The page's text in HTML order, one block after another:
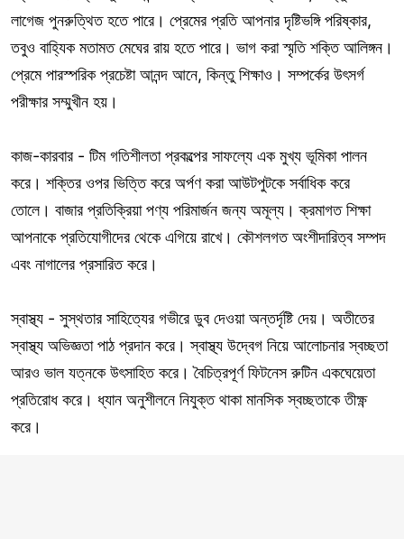
লাগেজ পুনরুত্থিত হতে পারে। প্রেমের প্রতি আপনার দৃষ্টিভঙ্গি পরিষ্কার,
তবুও বাহ্যিক মতামত মেঘের রায় হতে পারে। ভাগ করা স্মৃতি শক্তি আলিঙ্গন।
প্রেমে পারস্পরিক প্রচেষ্টা আনন্দ আনে, কিন্তু শিক্ষাও। সম্পর্কের উৎসর্গ
পরীক্ষার সম্মুখীন হয়।
কাজ-কারবার - টিম গতিশীলতা প্রকল্পের সাফল্যে এক মুখ্য ভূমিকা পালন
করে। শক্তির ওপর ভিত্তি করে অর্পণ করা আউটপুটকে সর্বাধিক করে
তোলে। বাজার প্রতিক্রিয়া পণ্য পরিমার্জন জন্য অমূল্য। ক্রমাগত শিক্ষা
আপনাকে প্রতিযোগীদের থেকে এগিয়ে রাখে। কৌশলগত অংশীদারিত্ব সম্পদ
এবং নাগালের প্রসারিত করে।
স্বাস্থ্য - সুস্থতার সাহিত্যের গভীরে ডুব দেওয়া অন্তর্দৃষ্টি দেয়। অতীতের
স্বাস্থ্য অভিজ্ঞতা পাঠ প্রদান করে। স্বাস্থ্য উদ্বেগ নিয়ে আলোচনার স্বচ্ছতা
আরও ভাল যত্নকে উৎসাহিত করে। বৈচিত্রপূর্ণ ফিটনেস রুটিন একঘেয়েতা
প্রতিরোধ করে। ধ্যান অনুশীলনে নিযুক্ত থাকা মানসিক স্বচ্ছতাকে তীক্ষ্ণ
করে।